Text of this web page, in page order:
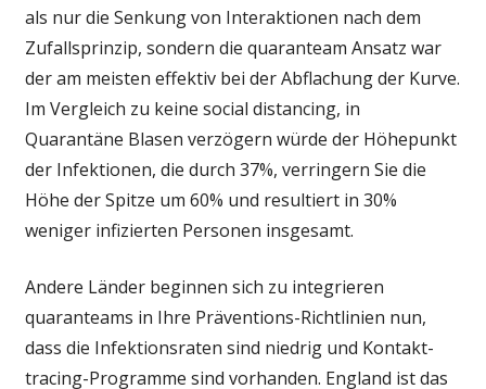
als nur die Senkung von Interaktionen nach dem
Zufallsprinzip, sondern die quaranteam Ansatz war
der am meisten effektiv bei der Abflachung der Kurve.
Im Vergleich zu keine social distancing, in
Quarantäne Blasen verzögern würde der Höhepunkt
der Infektionen, die durch 37%, verringern Sie die
Höhe der Spitze um 60% und resultiert in 30%
weniger infizierten Personen insgesamt.
Andere Länder beginnen sich zu integrieren
quaranteams in Ihre Präventions-Richtlinien nun,
dass die Infektionsraten sind niedrig und Kontakt-
tracing-Programme sind vorhanden. England ist das